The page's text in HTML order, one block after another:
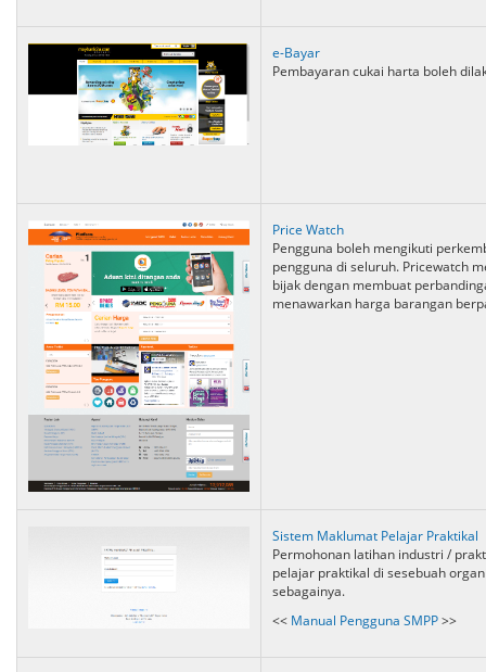
e-Bayar
Pembayaran cukai harta boleh
Price Watch
Pengguna boleh mengikuti
pengguna di seluruh. Pricewatch
bijak dengan membuat
menawarkan harga barangan
Sistem Maklumat Pelajar Praktikal
Permohonan latihan industri /
pelajar praktikal di sesebuah
sebagainya.
<< Manual Pengguna SMPP>>